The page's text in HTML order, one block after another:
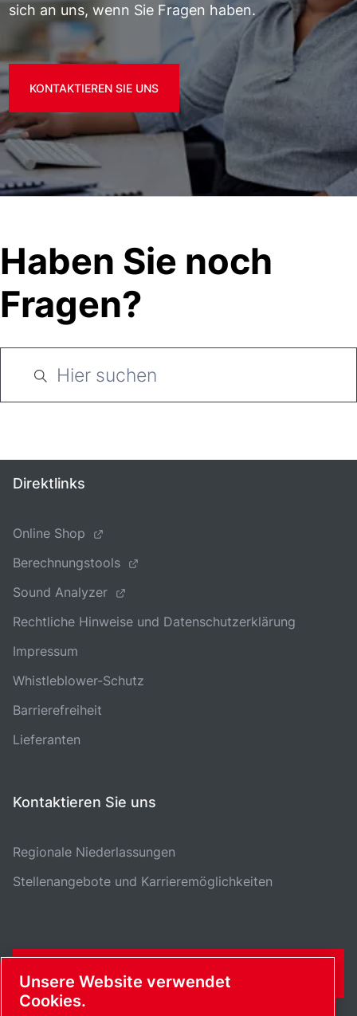
sich an uns, wenn Sie Fragen haben.
KONTAKTIEREN SIE UNS
Haben Sie noch
Fragen?
Direktlinks
Online Shop
Berechnungstools
Sound Analyzer
Rechtliche Hinweise und Datenschutzerklärung
Impressum
Whistleblower-Schutz
Barrierefreiheit
Lieferanten
Kontaktieren Sie uns
Regionale Niederlassungen
Stellenangebote und Karrieremöglichkeiten
KONTAKTFORMULAR
Unsere Website verwendet
Cookies.